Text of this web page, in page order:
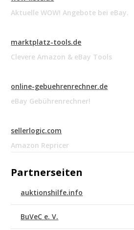
Aktuelle WOW! Angebote bei eBay.
marktplatz-tools.de
Clevere Amazon & eBay Tools
online-gebuehrenrechner.de
eBay Gebührenrechner!
sellerlogic.com
Amazon Repricer
Partnerseiten
auktionshilfe.info
BuVeC e. V.